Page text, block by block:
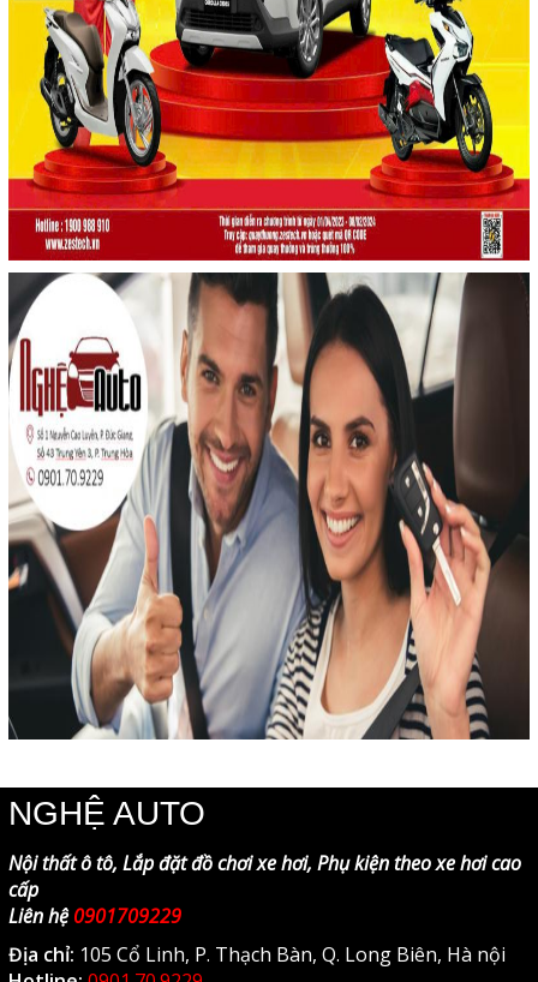
NGHỆ AUTO
Nội thất ô tô, Lắp đặt đồ chơi xe hơi, Phụ kiện theo xe hơi cao
cấp
Liên hệ 0901709229
Địa chỉ: 105 Cổ Linh, P. Thạch Bàn, Q. Long Biên, Hà nội